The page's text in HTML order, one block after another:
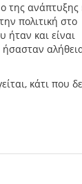
της ανάπτυξης
πολιτική στο
ήταν και είναι
ήσασταν
κάτι που